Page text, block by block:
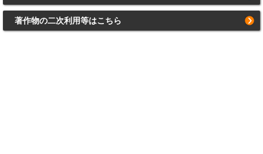
著作物の二次利用等はこちら